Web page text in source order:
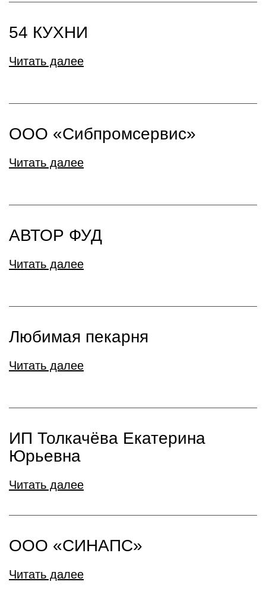
54 КУХНИ
Читать далее
ООО «Сибпромсервис»
Читать далее
АВТОР ФУД
Читать далее
Любимая пекарня
Читать далее
ИП Толкачёва Екатерина
Юрьевна
Читать далее
ООО «СИНАПС»
Читать далее